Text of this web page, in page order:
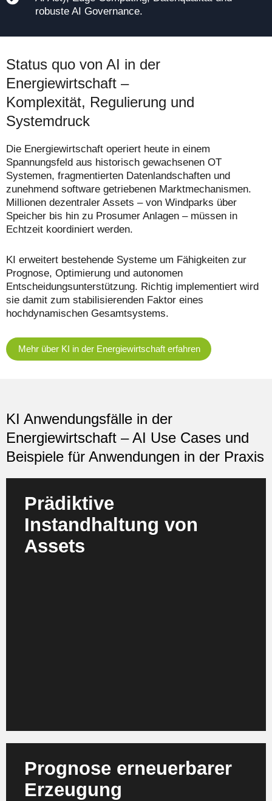
robuste AI Governance.
Status quo von AI in der
Energiewirtschaft –
Komplexität, Regulierung und
Systemdruck
Die Energiewirtschaft operiert heute in einem
Spannungsfeld aus historisch gewachsenen OT
Systemen, fragmentierten Datenlandschaften und
zunehmend software getriebenen Marktmechanismen.
Millionen dezentraler Assets – von Windparks über
Speicher bis hin zu Prosumer Anlagen – müssen in
Echtzeit koordiniert werden.
KI erweitert bestehende Systeme um Fähigkeiten zur
Prognose, Optimierung und autonomen
Entscheidungsunterstützung. Richtig implementiert wird
sie damit zum stabilisierenden Faktor eines
hochdynamischen Gesamtsystems.
Mehr über KI in der Energiewirtschaft erfahren
KI Anwendungsfälle in der
Energiewirtschaft – AI Use Cases und
Beispiele für Anwendungen in der Praxis
Prädiktive
Instandhaltung von
Assets
KI überwacht Windturbinen, Solaranlagen,
Prognose erneuerbarer
Erzeugung